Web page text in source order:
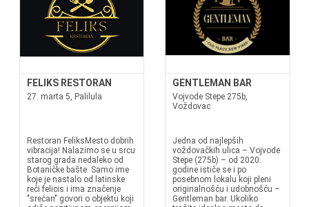
FELIKS RESTORAN
27. marta 5, Palilula
Restoran FeliksMesto dobrih
vibracija! Nalazimo se u srcu
starog grada nedaleko od
Botaničke bašte. Samo ime
koje je nastalo od latinske
reči felicis i ima značenje
"srećan" govori o objektu koji
GENTLEMAN BAR
Vojvode Stepe 275b,
Voždovac
Jedna od najlepših
voždovačkih ulica – Vojvode
Stepe (275b) – od 2020.
godine ističe se i po
posebnom lokalu koji pleni
originalnošću i udobnošću –
Gentleman bar. Ukoliko